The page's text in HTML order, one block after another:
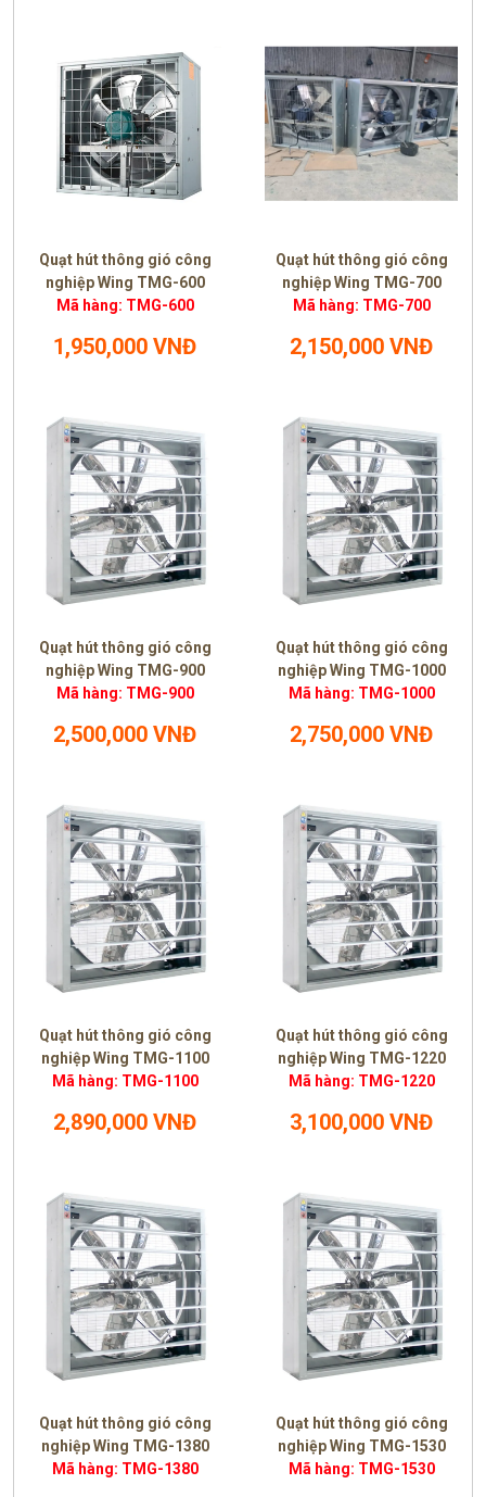
Quạt hút thông gió công
nghiệp Wing TMG-600
Mã hàng: TMG-600
1,950,000 VNĐ
Quạt hút thông gió công
nghiệp Wing TMG-700
Mã hàng: TMG-700
2,150,000 VNĐ
Quạt hút thông gió công
nghiệp Wing TMG-900
Mã hàng: TMG-900
2,500,000 VNĐ
Quạt hút thông gió công
nghiệp Wing TMG-1000
Mã hàng: TMG-1000
2,750,000 VNĐ
Quạt hút thông gió công
nghiệp Wing TMG-1100
Mã hàng: TMG-1100
2,890,000 VNĐ
Quạt hút thông gió công
nghiệp Wing TMG-1220
Mã hàng: TMG-1220
3,100,000 VNĐ
Quạt hút thông gió công
nghiệp Wing TMG-1380
Mã hàng: TMG-1380
Quạt hút thông gió công
nghiệp Wing TMG-1530
Mã hàng: TMG-1530